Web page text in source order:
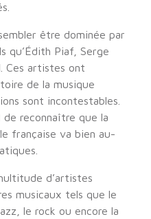
être dominée par
qu’Édith Piaf, Serge
Ces artistes ont
de la musique
sont incontestables.
reconnaître que la
française va bien au-
d’artistes
musicaux tels que le
le rock ou encore la